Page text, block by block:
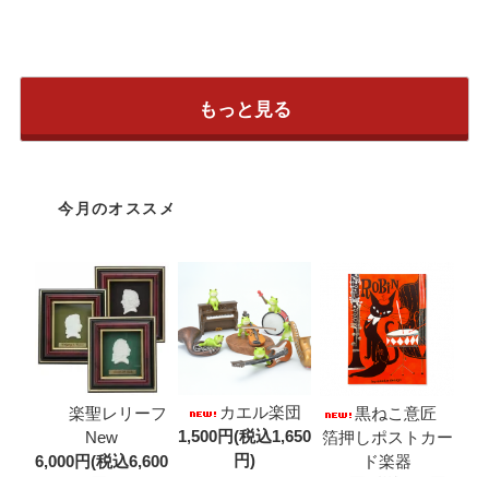
もっと見る
今月のオススメ
楽聖レリーフ
New
6,000円(税込6,600
カエル楽団
1,500円(税込1,650
円)
黒ねこ意匠
箔押しポストカー
ド楽器